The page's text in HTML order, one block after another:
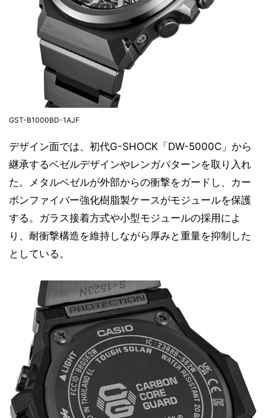
GST-B1000BD-1AJF
デザイン面では、初代G-SHOCK「DW-5000C」から
継承するベゼルデザインやレンガパターンを取り入れ
た。メタルベゼルが外部からの衝撃をガードし、カー
ボンファイバー強化樹脂製ケースがモジュールを保護
する。ガラス接着方式や小型モジュールの採用によ
り、耐衝撃構造を維持しながら厚みと重量を抑制した
としている。